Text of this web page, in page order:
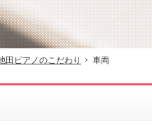
田ピアノのこだわり 車両